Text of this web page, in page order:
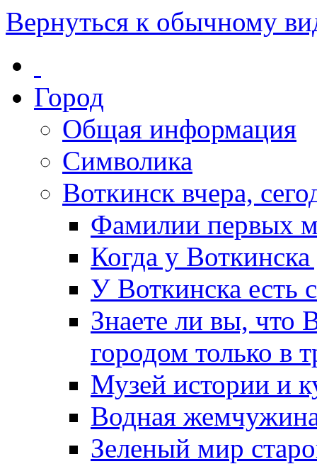
Вернуться к обычному
Город
Общая информация
Символика
Воткинск вчера,
Фамилии первых
Когда у
У Воткинска есть
Знаете ли вы, что
городом только в
Музей истории и
Водная
Зеленый мир